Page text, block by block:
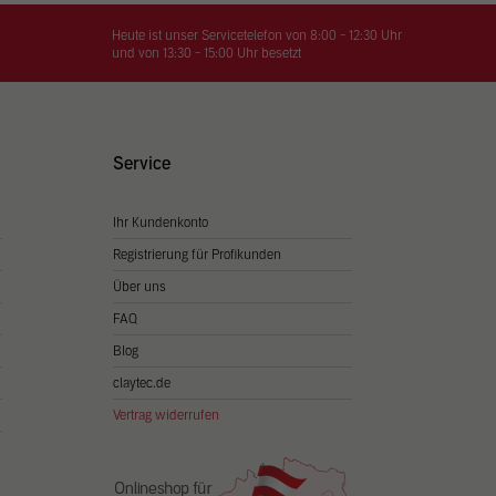
Heute ist unser Servicetelefon von 8:00 - 12:30 Uhr
und von 13:30 - 15:00 Uhr besetzt
Service
Ihr Kundenkonto
Registrierung für Profikunden
Über uns
FAQ
Blog
claytec.de
Vertrag widerrufen
Sie